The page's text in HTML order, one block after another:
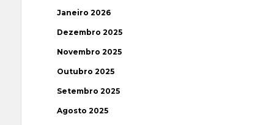
Janeiro 2026
Dezembro 2025
Novembro 2025
Outubro 2025
Setembro 2025
Agosto 2025